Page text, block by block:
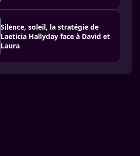
Silence, soleil, la stratégie de
Laeticia Hallyday face à David et
Laura